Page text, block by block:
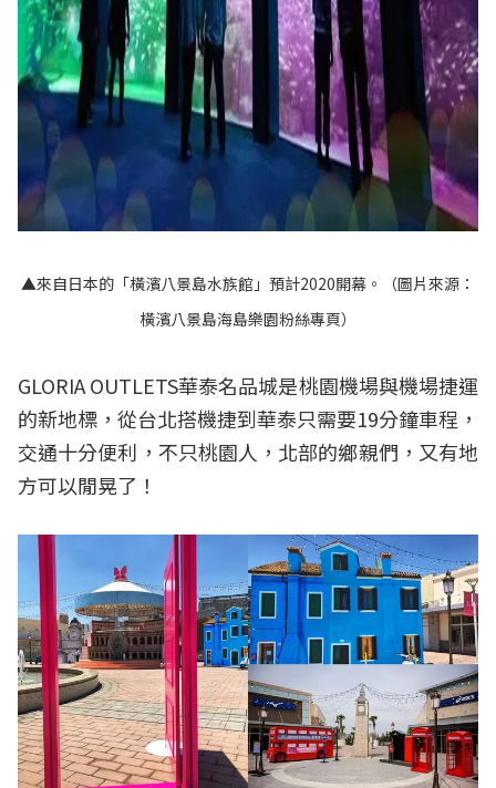
▲來自日本的「橫濱八景島水族館」預計2020開幕。（圖片來源：
橫濱八景島海島樂園粉絲專頁）
GLORIA OUTLETS華泰名品城是桃園機場與機場捷運
的新地標，從台北搭機捷到華泰只需要19分鐘車程，
交通十分便利，不只桃園人，北部的鄉親們，又有地
方可以閒晃了！